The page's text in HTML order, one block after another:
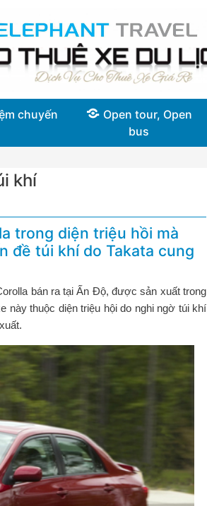
chuyến
Open tour, Open
bus
khí
trong diện triệu hồi mà
đề túi khí do Takata cung
bán ra tại Ấn Độ, được sản xuất trong
này thuộc diện triệu hội do nghi ngờ túi khí